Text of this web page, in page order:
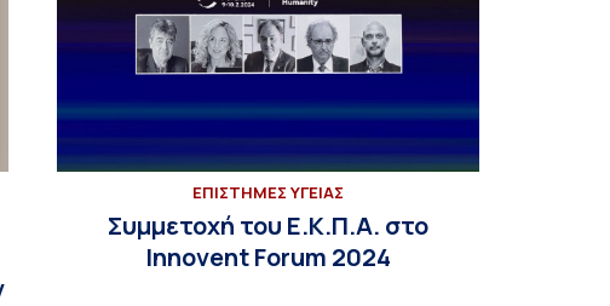
ΕΠΙΣΤΗΜΕΣ ΥΓΕΙΑΣ
Συμμετοχή του Ε.Κ.Π.Α. στο
Innovent Forum 2024